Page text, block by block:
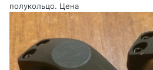
полукольцо. Цена